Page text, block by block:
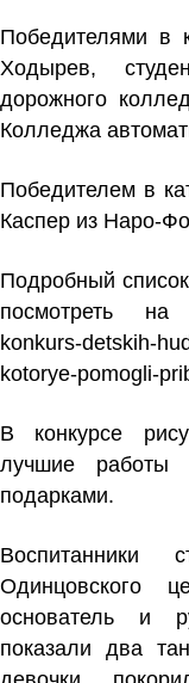
Победителями в
Ходырев,
дорожного
Колледжа
Победителем в
Каспер из Наро-
Подробный
посмотреть
konkurs-detskih-
kotorye-pomogli-
В конкурсе
лучшие работы
подарками.
Воспитанники
Одинцовского
основатель и
показали два